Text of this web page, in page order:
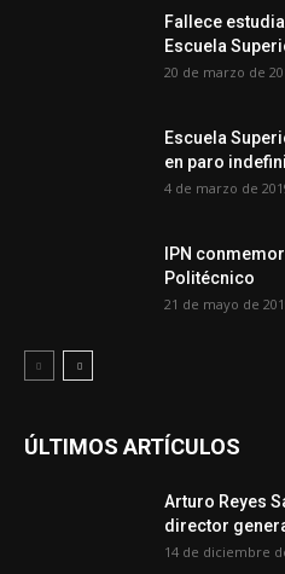
Fallece
Escuela
20 de marzo de
Escuela
en paro
4 de marzo de
IPN
Politécnico
21 de mayo de
ÚLTIMOS ARTÍCULOS
Arturo Reyes
director
14 de diciembre